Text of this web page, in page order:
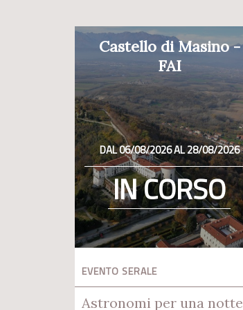
Castello di Masino -
FAI
DAL 06/08/2026 AL 28/08/2026
IN CORSO
EVENTO SERALE
Astronomi per una notte